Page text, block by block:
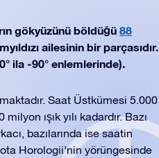
gökyüzünü böldüğü 88
ailesinin bir parçasıdır.
ila -90° enlemlerinde).
Saat Üstkümesi 5.000
ışık yılı kadardır. Bazı
bazılarında ise saatin
Horologii’nin yörüngesinde